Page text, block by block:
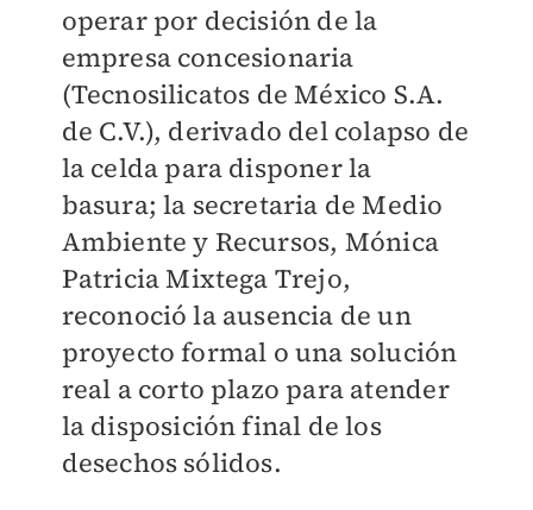
operar por decisión de la
empresa concesionaria
(Tecnosilicatos de México S.A.
de C.V.), derivado del colapso de
la celda para disponer la
basura; la secretaria de Medio
Ambiente y Recursos, Mónica
Patricia Mixtega Trejo,
reconoció la ausencia de un
proyecto formal o una solución
real a corto plazo para atender
la disposición final de los
desechos sólidos.